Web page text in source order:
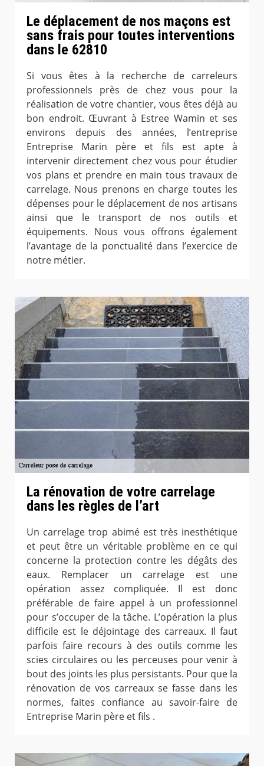
Le déplacement de nos maçons est
sans frais pour toutes interventions
dans le 62810
Si vous êtes à la recherche de carreleurs
professionnels près de chez vous pour la
réalisation de votre chantier, vous êtes déjà au
bon endroit. Œuvrant à Estree Wamin et ses
environs depuis des années, l’entreprise
Entreprise Marin père et fils est apte à
intervenir directement chez vous pour étudier
vos plans et prendre en main tous travaux de
carrelage. Nous prenons en charge toutes les
dépenses pour le déplacement de nos artisans
ainsi que le transport de nos outils et
équipements. Nous vous offrons également
l’avantage de la ponctualité dans l’exercice de
notre métier.
La rénovation de votre carrelage
dans les règles de l’art
Un carrelage trop abimé est très inesthétique
et peut être un véritable problème en ce qui
concerne la protection contre les dégâts des
eaux. Remplacer un carrelage est une
opération assez compliquée. Il est donc
préférable de faire appel à un professionnel
pour s’occuper de la tâche. L’opération la plus
difficile est le déjointage des carreaux. Il faut
parfois faire recours à des outils comme les
scies circulaires ou les perceuses pour venir à
bout des joints les plus persistants. Pour que la
rénovation de vos carreaux se fasse dans les
normes, faites confiance au savoir-faire de
Entreprise Marin père et fils .